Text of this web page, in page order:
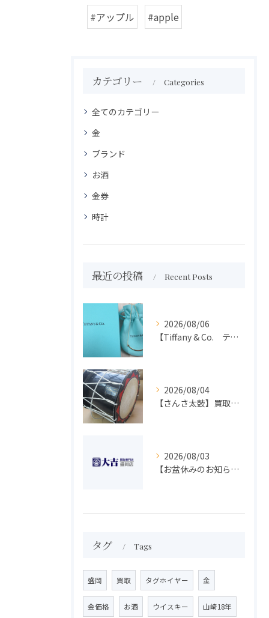
#アップル #apple
カテゴリー Categories
全てのカテゴリー
金
ブランド
お酒
金券
時計
最近の投稿 Recent Posts
2026/08/06
【Tiffany & Co. ティファニー】買取 大吉盛岡店 アクセサリー買取しました！！
2026/08/04
【さんさ太鼓】買取 大吉盛岡店 楽器 買取します！！
2026/08/03
【お盆休みのお知らせ】買取専門 大吉 盛岡店
タグ Tags
盛岡 買取 タグホイヤー 金
金価格 お酒 ウイスキー 山崎18年